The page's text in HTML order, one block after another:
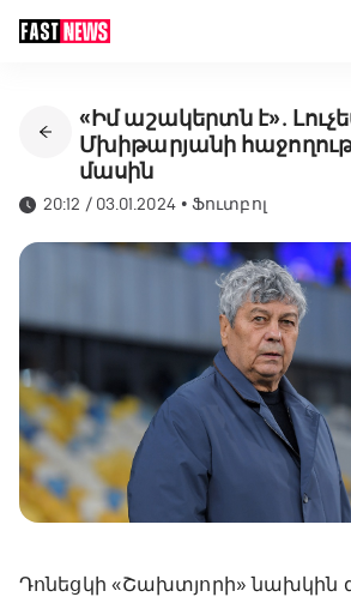
«Իմ աշակերտն է»․
Մխիթարյանի
մասին
20:12 / 03.01.2024 •Ֆուտբոլ
Դոնեցկի «Շախտյորի» նախկին